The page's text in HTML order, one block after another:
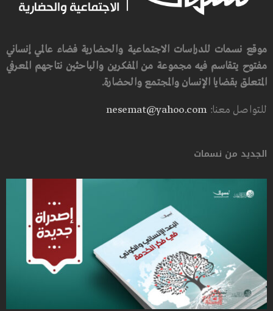
موقع نسمات للدراسات الاجتماعية والحضارية فضاء عالمي إنساني
مفتوح يتقاسم فيه مجموعة من المفكرين والباحثين نتاجهم المعرفي
المتعلق بقضايا الإنسان والمجتمع والحضارة.
للتواصل معنا:nesemat@yahoo.com
الجديد من نسمات